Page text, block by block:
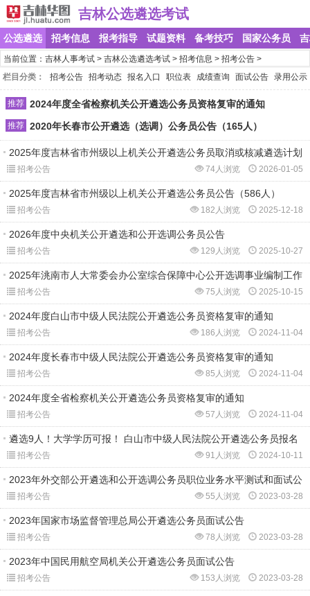
吉林公选遴选考试
公选遴选 招考信息 报考指导 试题资料 备考技巧 国家公务员
当前位置：吉林人事考试 >吉林公选遴选考试 >招考信息 >招考公告 >
栏目分类：
招考公告 招考动态 报名入口 职位表 成绩查询 面试公告 录用公示
推荐 2024年度全省检察机关公开遴选公务员资格复审的通知
推荐 2020年长春市公开遴选（选调）公务员公告（165人）
2025年度吉林省市州级以上机关公开遴选公务员取消或核减遴选计划
招考公告 2026-01-05
74人浏览
2025年度吉林省市州级以上机关公开遴选公务员公告（586人）
招考公告 2025-12-18
182人浏览
2026年度中央机关公开遴选和公开选调公务员公告
招考公告 2025-10-27
129人浏览
2025年洮南市人大常委会办公室综合保障中心公开选调事业编制工作
招考公告 2025-10-15
75人浏览
2024年度白山市中级人民法院公开遴选公务员资格复审的通知
招考公告 2024-11-04
186人浏览
2024年度长春市中级人民法院公开遴选公务员资格复审的通知
招考公告 2024-11-04
85人浏览
2024年度全省检察机关公开遴选公务员资格复审的通知
招考公告 2024-11-04
57人浏览
遴选9人！大学学历可报！ 白山市中级人民法院公开遴选公务员报名
招考公告 2024-10-11
91人浏览
2023年外交部公开遴选和公开选调公务员职位业务水平测试和面试公
招考公告 2023-03-28
55人浏览
2023年国家市场监督管理总局公开遴选公务员面试公告
招考公告 2023-03-28
78人浏览
2023年中国民用航空局机关公开遴选公务员面试公告
招考公告 2023-03-28
153人浏览